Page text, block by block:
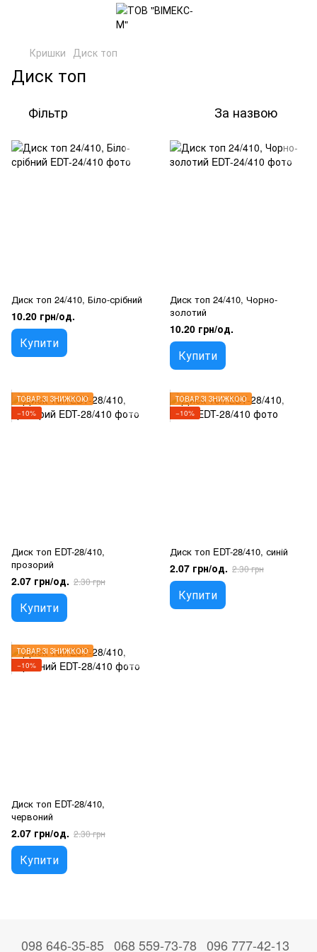
Кришки Диск топ
Диск топ
Фільтр За назвою
Диск топ 24/410, Біло-срібний
10.20 грн/од.
Купити
Диск топ 24/410, Чорно-
золотий
10.20 грн/од.
Купити
ТОВАР ЗІ ЗНИЖКОЮ
−10%
Диск топ EDT-28/410,
прозорий
2.07 грн/од. 2.30 грн
Купити
ТОВАР ЗІ ЗНИЖКОЮ
−10%
Диск топ EDT-28/410, синій
2.07 грн/од. 2.30 грн
Купити
ТОВАР ЗІ ЗНИЖКОЮ
−10%
Диск топ EDT-28/410,
червоний
2.07 грн/од. 2.30 грн
Купити
098 646-35-85 068 559-73-78 096 777-42-13